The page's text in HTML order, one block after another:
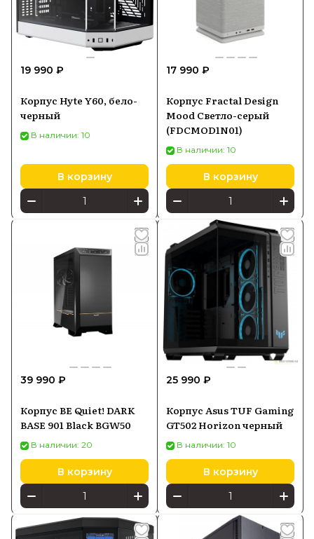
19 990 ₽
Корпус Hyte Y60, бело-
черный
В наличии: 10
В корзину
17 990 ₽
Корпус Fractal Design
Mood Светло-серый
(FDCMOD1N01)
В наличии: 10
В корзину
39 990 ₽
Корпус BE Quiet! DARK
BASE 901 Black BGW50
В наличии: 20
В корзину
25 990 ₽
Корпус Asus TUF Gaming
GT502 Horizon черный
В наличии: 10
В корзину